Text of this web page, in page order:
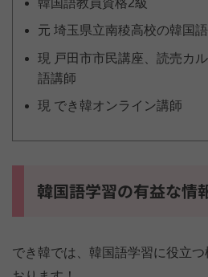
元 埼玉県立南稜高校の韓国
現 戸田市市民講座、読売カ
語講師
現 でき韓オンライン講師
韓国語学習の有益な情
でき韓では、韓国語学習に役立